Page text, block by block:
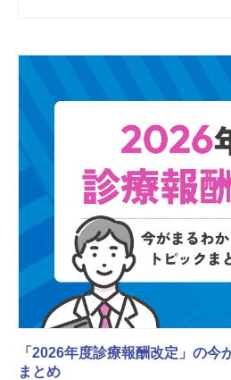
「2026年度診療報酬改定」の今
まとめ